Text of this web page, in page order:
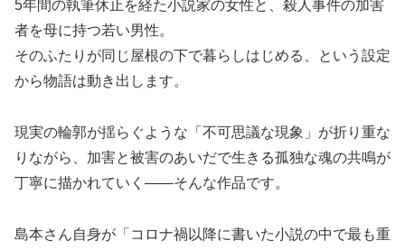
5年間の執筆休止を経た小説家の女性と、殺人事件の加害
者を母に持つ若い男性。
そのふたりが同じ屋根の下で暮らしはじめる、という設定
から物語は動き出します。
現実の輪郭が揺らぐような「不可思議な現象」が折り重な
りながら、加害と被害のあいだで生きる孤独な魂の共鳴が
丁寧に描かれていく——そんな作品です。
島本さん自身が「コロナ禍以降に書いた小説の中で最も重